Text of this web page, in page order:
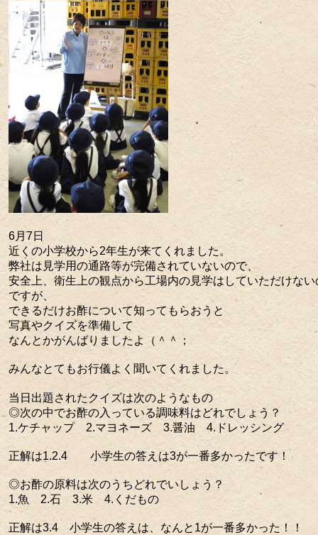
6月7日
近くの小学校から2年生が来てくれました。
弊社は見学用の通路等が完備されていないので、
安全上、衛生上の観点から工場内の見学はしていただけない
ですが、
できるだけお酢について知ってもらおうと
写真やクイズを準備して
なんとかがんばりましたよ（＾＾；
みんなとてもお行儀よく聞いてくれました。
当日出題されたクイズは次のようなもの
◎次の中でお酢の入っている調味料はどれでしょう？
1.ケチャップ 2.マヨネーズ 3.醤油 4.ドレッシング
正解は1.2.4 小学生の答えは3が一番多かったです！
◎お酢の原料は次のうちどれでいしょう？
1.魚 2.石 3.米 4.くだもの
正解は3.4 小学生の答えは、なんと1が一番多かった！！